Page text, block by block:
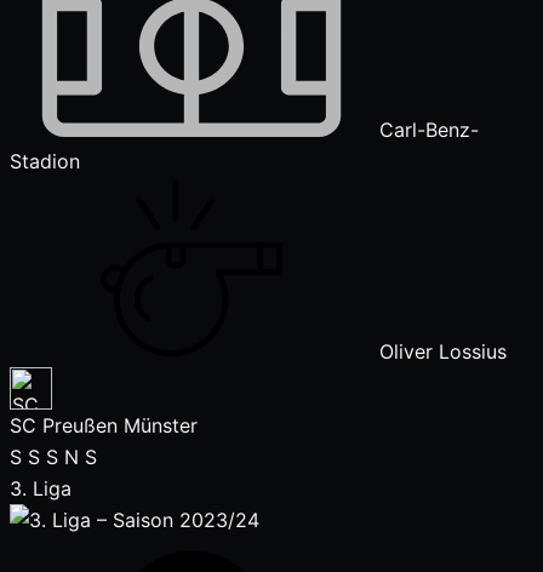
Carl-Benz-
Stadion
Oliver Lossius
SC Preußen Münster
S S S N S
3. Liga